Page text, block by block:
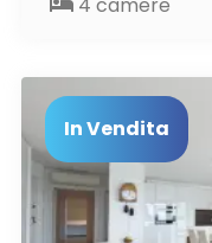
4 camere
In Vendita